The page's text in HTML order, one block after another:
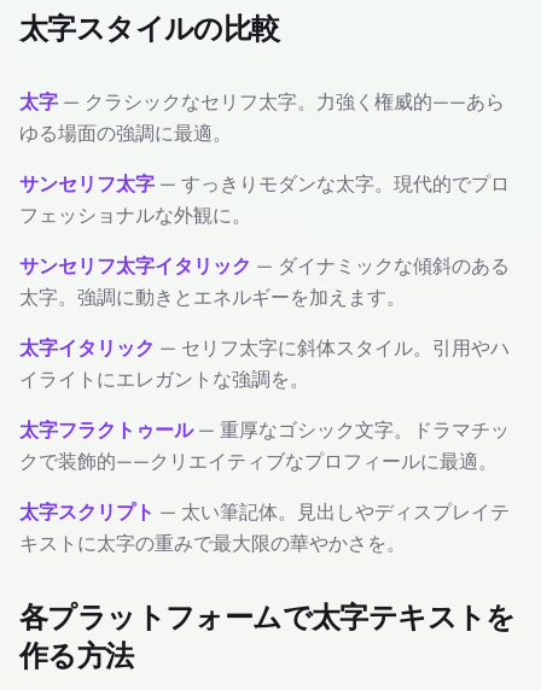
太字スタイルの比較
太字 — クラシックなセリフ太字。力強く権威的——あら
ゆる場面の強調に最適。
サンセリフ太字 — すっきりモダンな太字。現代的でプロ
フェッショナルな外観に。
サンセリフ太字イタリック — ダイナミックな傾斜のある
太字。強調に動きとエネルギーを加えます。
太字イタリック — セリフ太字に斜体スタイル。引用やハ
イライトにエレガントな強調を。
太字フラクトゥール— 重厚なゴシック文字。ドラマチッ
クで装飾的——クリエイティブなプロフィールに最適。
太字スクリプト — 太い筆記体。見出しやディスプレイテ
キストに太字の重みで最大限の華やかさを。
各プラットフォームで太字テキストを
作る方法